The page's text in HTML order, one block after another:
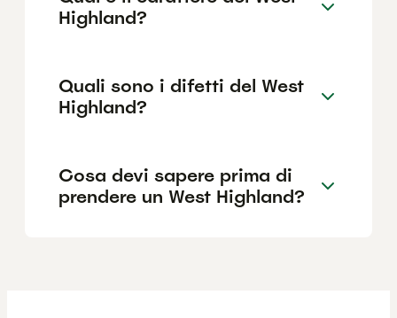
Highland?
Quali sono i difetti del West
Highland?
Cosa devi sapere prima di
prendere un West Highland?